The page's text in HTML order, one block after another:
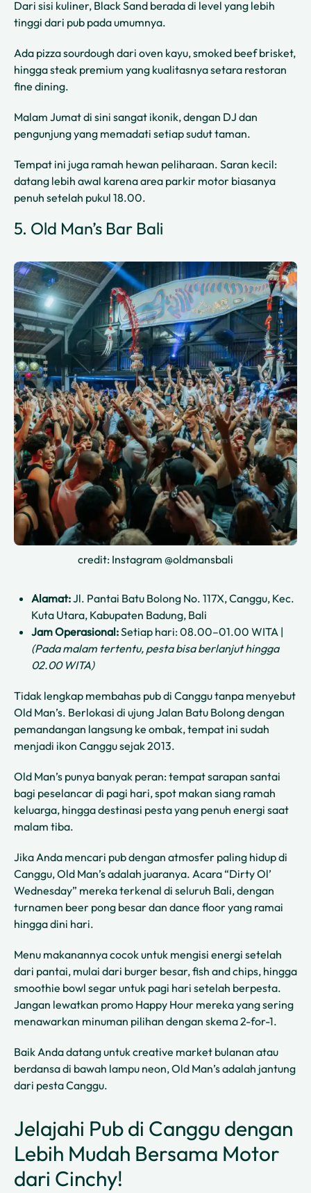
Dari sisi kuliner, Black Sand berada di level yang lebih
tinggi dari pub pada umumnya.
Ada pizza sourdough dari oven kayu, smoked beef brisket,
hingga steak premium yang kualitasnya setara restoran
fine dining.
Malam Jumat di sini sangat ikonik, dengan DJ dan
pengunjung yang memadati setiap sudut taman.
Tempat ini juga ramah hewan peliharaan. Saran kecil:
datang lebih awal karena area parkir motor biasanya
penuh setelah pukul 18.00.
5. Old Man’s Bar Bali
credit: Instagram @oldmansbali
Alamat:Jl. Pantai Batu Bolong No. 117X, Canggu, Kec.
Kuta Utara, Kabupaten Badung, Bali
Jam Operasional:Setiap hari: 08.00–01.00 WITA |
(Pada malam tertentu, pesta bisa berlanjut hingga
02.00 WITA)
Tidak lengkap membahas pub di Canggu tanpa menyebut
Old Man’s. Berlokasi di ujung Jalan Batu Bolong dengan
pemandangan langsung ke ombak, tempat ini sudah
menjadi ikon Canggu sejak 2013.
Old Man’s punya banyak peran: tempat sarapan santai
bagi peselancar di pagi hari, spot makan siang ramah
keluarga, hingga destinasi pesta yang penuh energi saat
malam tiba.
Jika Anda mencari pub dengan atmosfer paling hidup di
Canggu, Old Man’s adalah juaranya. Acara “Dirty Ol’
Wednesday” mereka terkenal di seluruh Bali, dengan
turnamen beer pong besar dan dance floor yang ramai
hingga dini hari.
Menu makanannya cocok untuk mengisi energi setelah
dari pantai, mulai dari burger besar, fish and chips, hingga
smoothie bowl segar untuk pagi hari setelah berpesta.
Jangan lewatkan promo Happy Hour mereka yang sering
menawarkan minuman pilihan dengan skema 2-for-1.
Baik Anda datang untuk creative market bulanan atau
berdansa di bawah lampu neon, Old Man’s adalah jantung
dari pesta Canggu.
Jelajahi Pub di Canggu dengan
Lebih Mudah Bersama Motor
dari Cinchy!